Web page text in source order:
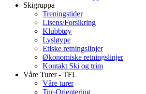
Skigruppa
Treningstider
Lisens/Forsikring
Klubbtøy
Lysløype
Etiske retningslinjer
Økonomiske retningslinjer
Kontakt Ski og trim
Våre Turer - TFL
Våre turer
Tur-Orientering